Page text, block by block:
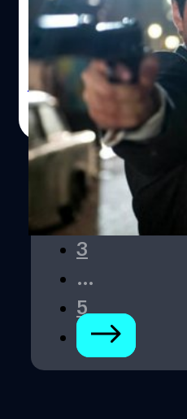
เฮนรี คาวิลล์ (Henry
เปิดเผยว่า เขาเกือบจะได้
ล เครก (Daniel Craig) ใน
เปอร์แมนคนล่าสุด ให้สัมภา
อดคาสต์ Happy Sad
‘Enola Holmes 2’ “พวกเ
007 มาก ๆ พวกเขาบอกผม
แค่ผมกับแดเนียล คือผมเป็น
สุดท้ายพวกเขาก็เดินหน้าไ
ทางเลือกที่ยอดเยี่ยมนะ ที่
จะยังไม่พร้อม และผมคิดว่
เยี่ยมในภาพยนตร์ที่ผ่านมา
มาตอนนั้นนะ” “ช่วงนั้นมันเ
และแน่นอนสิ่งที่เกิดขึ้นตอน
มั่นคง ทุกอย่างมันเป็นองค์ป
บท 007 ในหนัง ‘No Time
วิทวัส ปัญญาเลิศวุฒิ | 1375 days
Read More
2
3
…
5